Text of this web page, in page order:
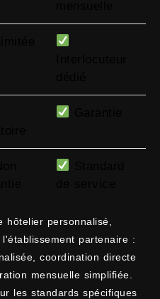
hôtelier personnalisé,
partenaire :
coordination directe
mensuelle simplifiée.
les standards spécifiques